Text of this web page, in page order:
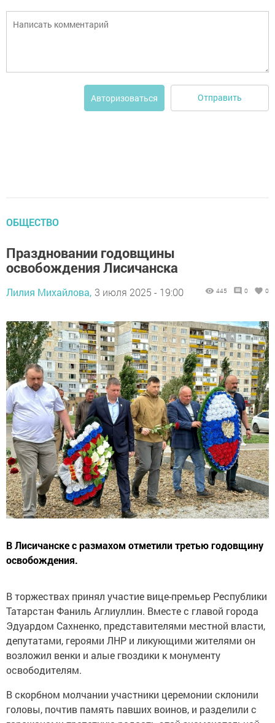
Авторизоваться Отправить
ОБЩЕСТВО
Праздновании годовщины
освобождения Лисичанска
Лилия Михайлова, 3 июля 2025 - 19:00 445 0 0
В Лисичанске с размахом отметили третью годовщину
освобождения.
В торжествах принял участие вице-премьер Республики
Татарстан Фаниль Аглиуллин. Вместе с главой города
Эдуардом Сахненко, представителями местной власти,
депутатами, героями ЛНР и ликующими жителями он
возложил венки и алые гвоздики к монументу
освободителям.
В скорбном молчании участники церемонии склонили
головы, почтив память павших воинов, и разделили с